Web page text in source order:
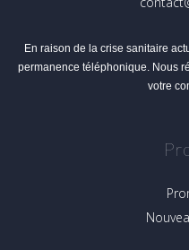
En raison de la crise sanitaire
permanence téléphonique. Nous
votre